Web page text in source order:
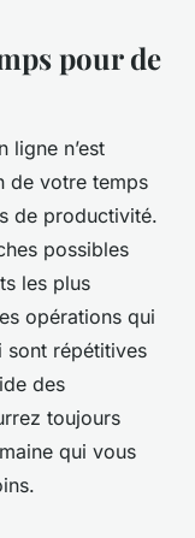
pour de
ligne n’est
de votre temps
de productivité.
possibles
les plus
opérations qui
sont répétitives
des
toujours
qui vous